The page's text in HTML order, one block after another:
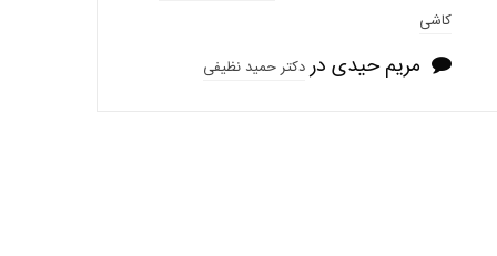
کاشی
مریم حیدی دردکتر حمید نظیفی